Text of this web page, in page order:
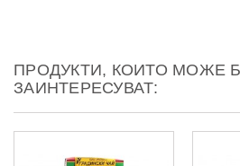
ПРОДУКТИ, КОИТО МОЖЕ
ЗАИНТЕРЕСУВАТ: